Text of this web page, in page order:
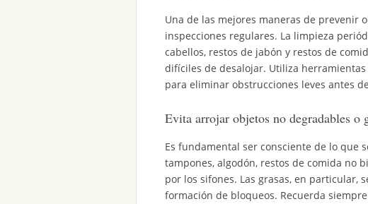
Una de las mejores maneras de prevenir
inspecciones regulares. La limpieza
cabellos, restos de jabón y restos de
difíciles de desalojar. Utiliza
para eliminar obstrucciones leves antes
Evita arrojar objetos no degradables o
Es fundamental ser consciente de lo que
tampones, algodón, restos de comida no
por los sifones. Las grasas, en particular,
formación de bloqueos. Recuerda